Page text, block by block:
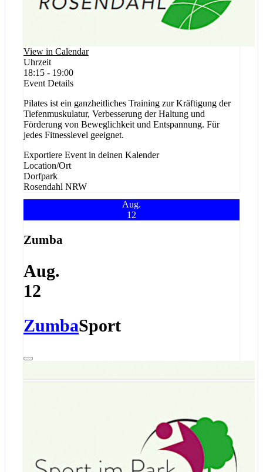
View in Calendar
Uhrzeit
18:15 - 19:00
Event Details
Pilates ist ein ganzheitliches Training zur Kräftigung der
Tiefenmuskulatur, Verbesserung der Haltung und
Förderung von Beweglichkeit und Entspannung. Für
jedes Fitnesslevel geeignet.
Exportiere Event in deinen Kalender
Location/Ort
Dorfpark
Rosendahl NRW
Aug.
12
Zumba
Aug.
12
ZumbaSport